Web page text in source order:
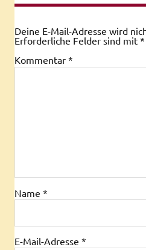
Deine E-Mail-Adresse wird
Erforderliche Felder sind mit *
Kommentar *
Name *
E-Mail-Adresse *